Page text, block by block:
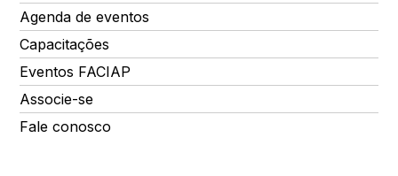
Agenda de eventos
Capacitações
Eventos FACIAP
Associe-se
Fale conosco